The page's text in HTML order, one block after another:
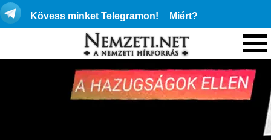
Kövess minket Telegramon! Miért?